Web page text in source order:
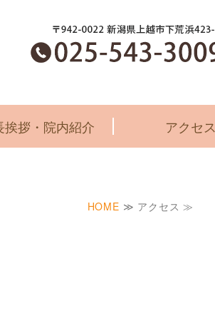
県上越市のくすのき歯科クリニック
挨拶・院内紹介 アクセス
HOME ≫ アクセス ≫